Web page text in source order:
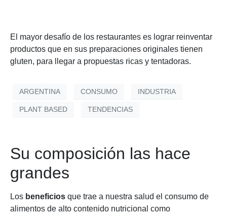
El mayor desafío de los restaurantes es lograr reinventar
productos que en sus preparaciones originales tienen
gluten, para llegar a propuestas ricas y tentadoras.
ARGENTINA CONSUMO INDUSTRIA
PLANT BASED TENDENCIAS
Su composición las hace
grandes
Los beneficios que trae a nuestra salud el consumo de
alimentos de alto contenido nutricional como